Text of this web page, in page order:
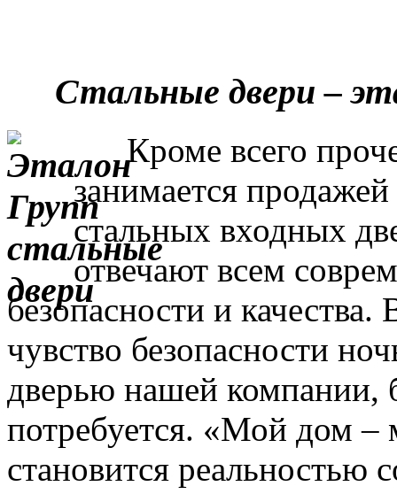
Стальные двери –
Кроме всего
занимается
стальных входных
отвечают всем
безопасности и
чувство безопасности
дверью нашей компании,
потребуется. «Мой дом –
становится реальностью